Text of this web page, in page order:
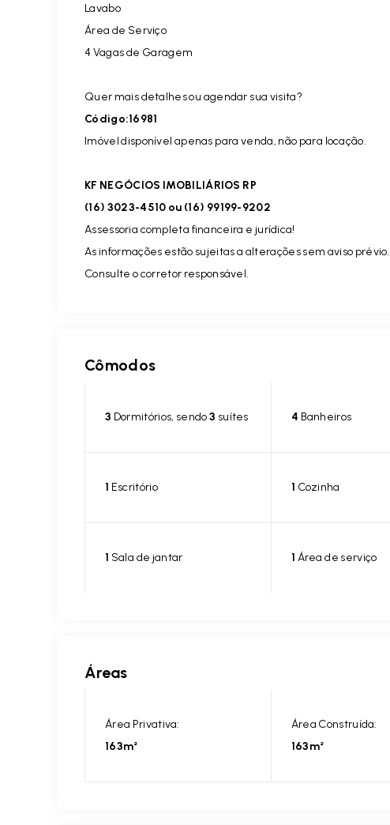
Lavabo
Área de Serviço
4 Vagas de Garagem
Quer mais detalhes ou agendar sua visita?
Código:16981
Imóvel disponível apenas para venda, não para locação.
KF NEGÓCIOS IMOBILIÁRIOS RP
(16) 3023-4510 ou (16) 99199-9202
Assessoria completa financeira e jurídica!
As informações estão sujeitas a alterações sem aviso prévio.
Consulte o corretor responsável.
Cômodos
3 Dormitórios, sendo3 suítes 4 Banheiros
1 Escritório 1 Cozinha
1 Sala de jantar 1 Área de serviço
Áreas
Área Privativa:
163m²
Área Construída:
163m²